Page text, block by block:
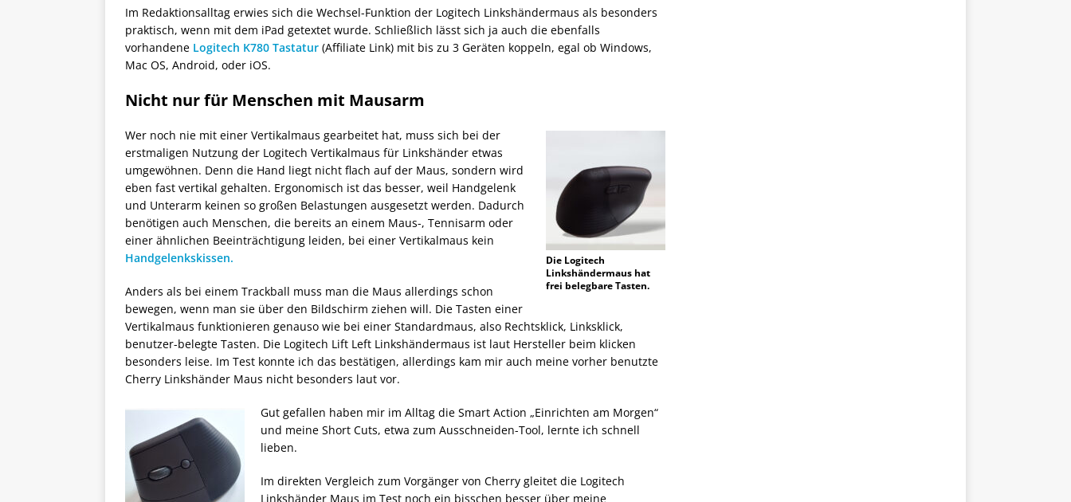
Im Redaktionsalltag erwies sich die Wechsel-Funktion der Logitech Linkshändermaus als besonders
praktisch, wenn mit dem iPad getextet wurde. Schließlich lässt sich ja auch die ebenfalls
vorhandene Logitech K780 Tastatur (Affiliate Link) mit bis zu 3 Geräten koppeln, egal ob Windows,
Mac OS, Android, oder iOS.
Nicht nur für Menschen mit Mausarm
Die Logitech
Linkshändermaus hat
frei belegbare Tasten.
Wer noch nie mit einer Vertikalmaus gearbeitet hat, muss sich bei der
erstmaligen Nutzung der Logitech Vertikalmaus für Linkshänder etwas
umgewöhnen. Denn die Hand liegt nicht flach auf der Maus, sondern wird
eben fast vertikal gehalten. Ergonomisch ist das besser, weil Handgelenk
und Unterarm keinen so großen Belastungen ausgesetzt werden. Dadurch
benötigen auch Menschen, die bereits an einem Maus-, Tennisarm oder
einer ähnlichen Beeinträchtigung leiden, bei einer Vertikalmaus kein
Handgelenkskissen.
Anders als bei einem Trackball muss man die Maus allerdings schon
bewegen, wenn man sie über den Bildschirm ziehen will. Die Tasten einer
Vertikalmaus funktionieren genauso wie bei einer Standardmaus, also Rechtsklick, Linksklick,
benutzer-belegte Tasten. Die Logitech Lift Left Linkshändermaus ist laut Hersteller beim klicken
besonders leise. Im Test konnte ich das bestätigen, allerdings kam mir auch meine vorher benutzte
Cherry Linkshänder Maus nicht besonders laut vor.
Gut gefallen haben mir im Alltag die Smart Action „Einrichten am Morgen“
und meine Short Cuts, etwa zum Ausschneiden-Tool, lernte ich schnell
lieben.
Im direkten Vergleich zum Vorgänger von Cherry gleitet die Logitech
Linkshänder Maus im Test noch ein bisschen besser über meine